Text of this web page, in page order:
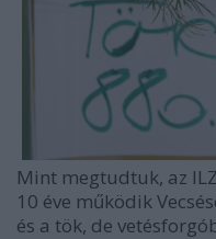
Mint megtudtuk, az
10 éve működik
és a tök, de